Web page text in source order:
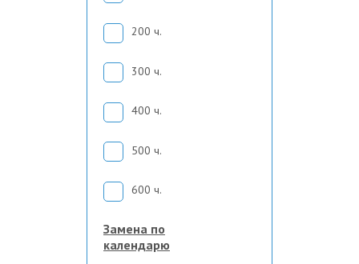
200 ч.
300 ч.
400 ч.
500 ч.
600 ч.
Замена по
календарю